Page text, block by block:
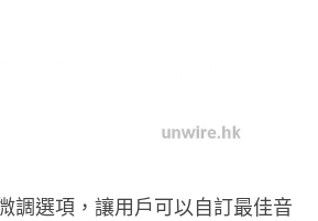
調選項，讓用戶可以自訂最佳音